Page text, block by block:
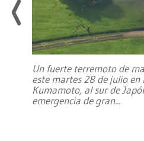
Un fuerte terremoto de
este martes 28 de julio en
Kumamoto, al sur de
emergencia de gran...